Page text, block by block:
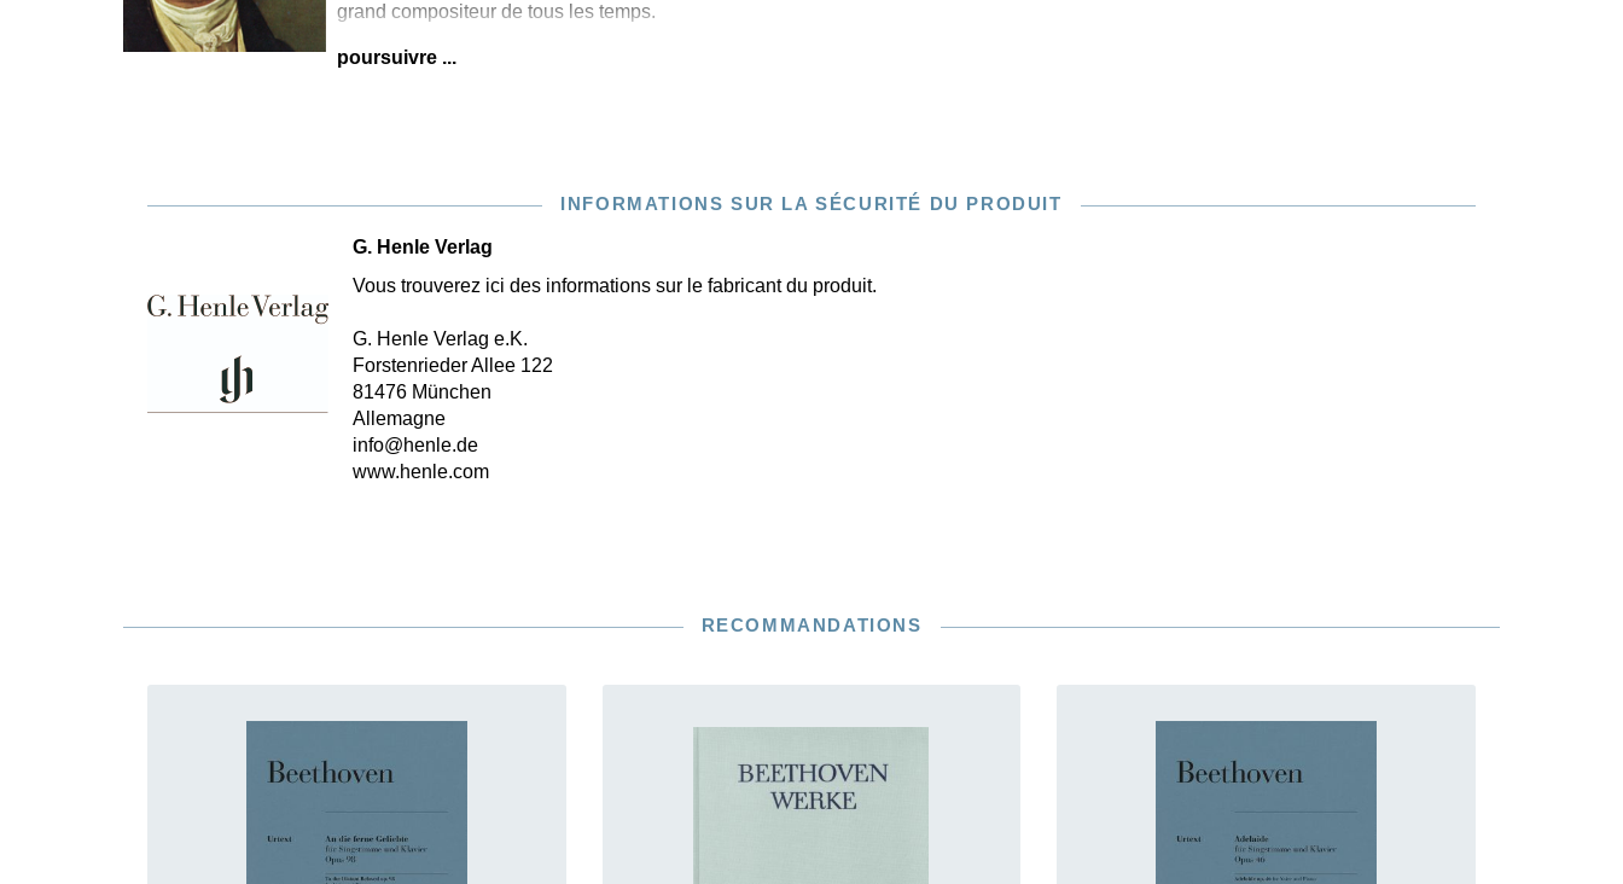
grand compositeur de tous les temps.
poursuivre ...
INFORMATIONS SUR LA SÉCURITÉ DU PRODUIT
G. Henle Verlag
Vous trouverez ici des informations sur le fabricant du produit.
G. Henle Verlag e.K.
Forstenrieder Allee 122
81476 München
Allemagne
info@henle.de
www.henle.com
RECOMMANDATIONS